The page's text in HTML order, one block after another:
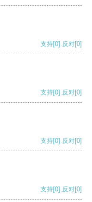
支持[0] 反对[0]
支持[0] 反对[0]
支持[0] 反对[0]
支持[0] 反对[0]